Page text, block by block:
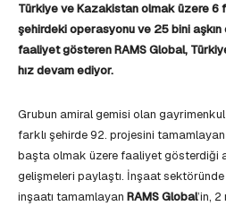
Türkiye ve Kazakistan olmak üzere 6
şehirdeki operasyonu ve 25 bini aşkın
faaliyet gösteren RAMS Global,
hız devam ediyor.
Grubun amiral gemisi olan
farklı şehirde 92. projesini tamamlayan
başta olmak üzere faaliyet gösterdiği
gelişmeleri paylaştı. İnşaat
inşaatı tamamlayan RAMS Global’in,